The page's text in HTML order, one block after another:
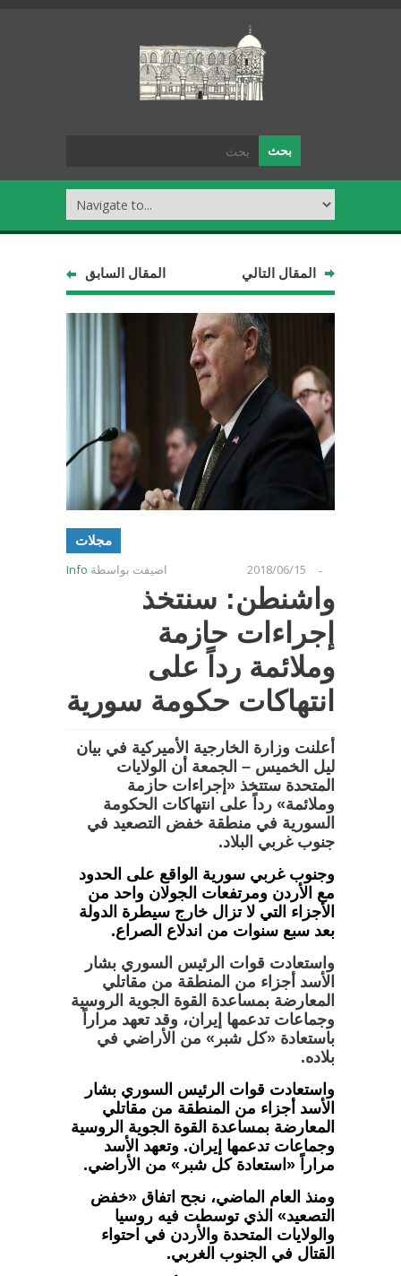
المقال السابق المقال التالي
مجلات
اضيفت بواسطة Info -
2018/06/15
واشنطن: سنتخذ
إجراءات حازمة
وملائمة رداً على
انتهاكات حكومة سورية
أعلنت وزارة الخارجية الأميركية في بيان
ليل الخميس – الجمعة أن الولايات
المتحدة ستتخذ «إجراءات حازمة
وملائمة» رداً على انتهاكات الحكومة
السورية في منطقة خفض التصعيد في
جنوب غربي البلاد.
وجنوب غربي سورية الواقع على الحدود
مع الأردن ومرتفعات الجولان واحد من
الأجزاء التي لا تزال خارج سيطرة الدولة
بعد سبع سنوات من اندلاع الصراع.
واستعادت قوات الرئيس السوري بشار
الأسد أجزاء من المنطقة من مقاتلي
المعارضة بمساعدة القوة الجوية الروسية
وجماعات تدعمها إيران، وقد تعهد مراراً
باستعادة «كل شبر» من الأراضي في
بلاده.
واستعادت قوات الرئيس السوري بشار
الأسد أجزاء من المنطقة من مقاتلي
المعارضة بمساعدة القوة الجوية الروسية
وجماعات تدعمها إيران. وتعهد الأسد
مراراً «استعادة كل شبر» من الأراضي.
ومنذ العام الماضي، نجح اتفاق «خفض
التصعيد» الذي توسطت فيه روسيا
والولايات المتحدة والأردن في احتواء
القتال في الجنوب الغربي.